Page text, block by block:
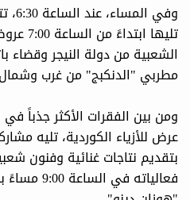
وفي
تليها
الشعبية من دولة النيجر وقضاء
مطربي "الدنكبج" من غرب
ومن بين الفقرات الأكثر جذباً
عرض للأزياء الكوردية، تليه
بتقديم نتاجات غنائية وفنون
فعالياته